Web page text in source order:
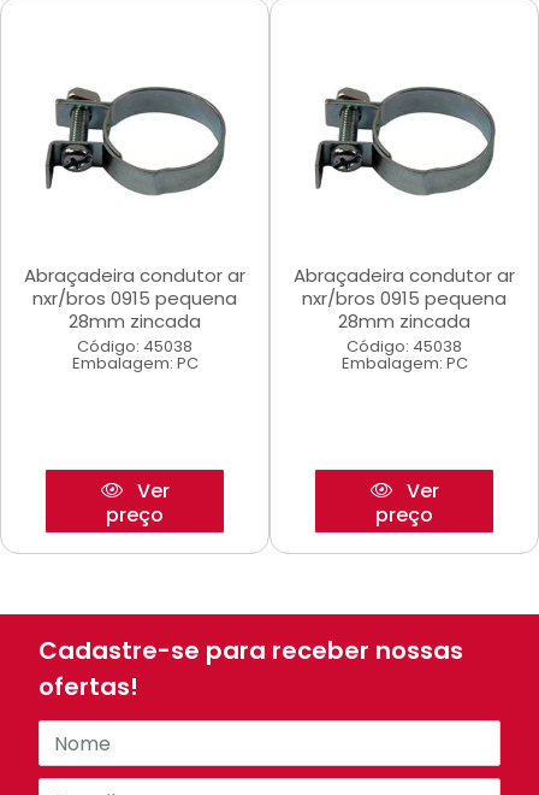
Abraçadeira condutor ar
nxr/bros 0915 pequena
28mm zincada
Código: 45038
Embalagem: PC
Ver
preço
Abraçadeira condutor ar
nxr/bros 0915 pequena
28mm zincada
Código: 45038
Embalagem: PC
Ver
preço
Cadastre-se para receber nossas
ofertas!